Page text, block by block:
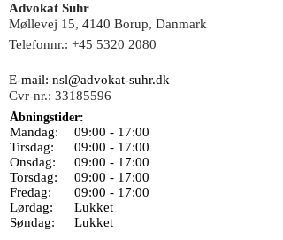
Advokat Suhr
Møllevej 15, 4140 Borup, Danmark
Telefonnr.: +45 5320 2080
E-mail: nsl@advokat-suhr.dk
Cvr-nr.: 33185596
Åbningstider:
Mandag:
Tirsdag:
Onsdag:
Torsdag:
Fredag:
Lørdag:
Søndag:
09:00 - 17:00
09:00 - 17:00
09:00 - 17:00
09:00 - 17:00
09:00 - 17:00
Lukket
Lukket